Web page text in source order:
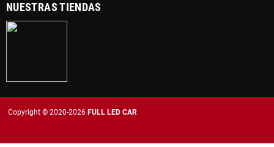
NUESTRAS TIENDAS
Copyright © 2020-2026 FULL LED CAR